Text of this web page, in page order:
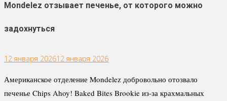
Mondelez отзывает печенье, от которого можно
задохнуться
12 января 202612 января 2026
Американское отделение Mondelez добровольно отозвало
печенье Chips Ahoy! Baked Bites Brookie из-за крахмальных